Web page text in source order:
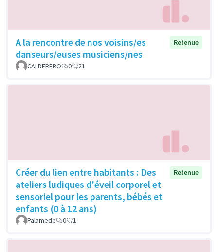
A la rencontre de nos voisins/es
danseurs/euses musiciens/nes
Retenue
CALDERERO 0 21
Créer du lien entre habitants : Des
ateliers ludiques d'éveil corporel et
sensoriel pour les parents, bébés et
enfants (0 à 12 ans)
Retenue
Palamede 0 1